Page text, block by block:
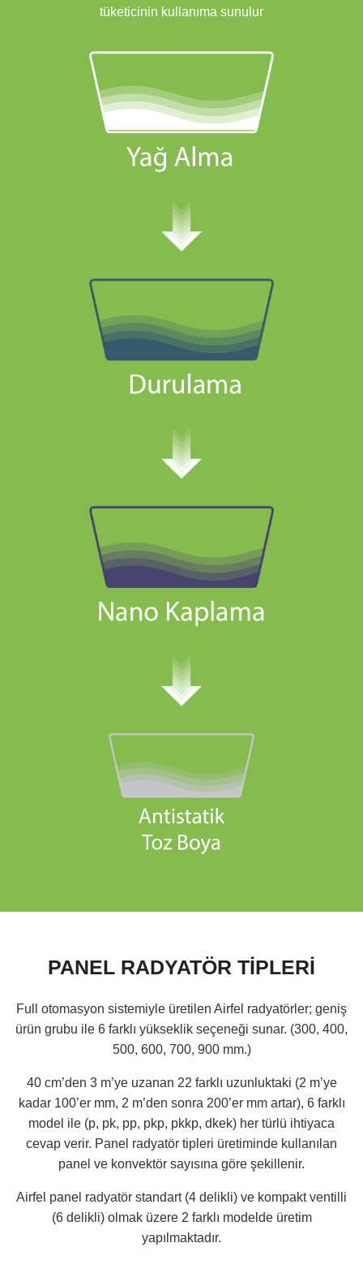
tüketicinin kullanıma sunulur
PANEL RADYATÖR TİPLERİ
Full otomasyon sistemiyle üretilen Airfel radyatörler; geniş
ürün grubu ile 6 farklı yükseklik seçeneği sunar. (300, 400,
500, 600, 700, 900 mm.)
40 cm’den 3 m’ye uzanan 22 farklı uzunluktaki (2 m’ye
kadar 100’er mm, 2 m’den sonra 200’er mm artar), 6 farklı
model ile (p, pk, pp, pkp, pkkp, dkek) her türlü ihtiyaca
cevap verir. Panel radyatör tipleri üretiminde kullanılan
panel ve konvektör sayısına göre şekillenir.
Airfel panel radyatör standart (4 delikli) ve kompakt ventilli
(6 delikli) olmak üzere 2 farklı modelde üretim
yapılmaktadır.